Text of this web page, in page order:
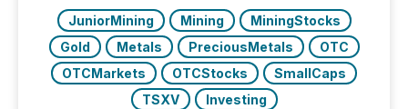
JuniorMining Mining
MiningStocks
Gold
Metals PreciousMetals
OTC
OTCMarkets
OTCStocks
SmallCaps
TSXV
Investing